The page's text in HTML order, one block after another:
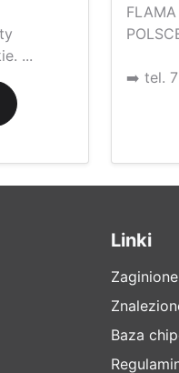
...
➡️ tel.
Linki
Baza